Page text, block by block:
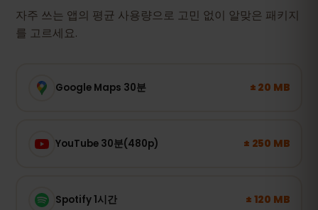
자주 쓰는 앱의 평균 사용량으로 고민 없이 알맞은 패키지
를 고르세요.
Google Maps 30분 ± 20 MB
YouTube 30분(480p) ± 250 MB
Spotify 1시간 ± 120 MB